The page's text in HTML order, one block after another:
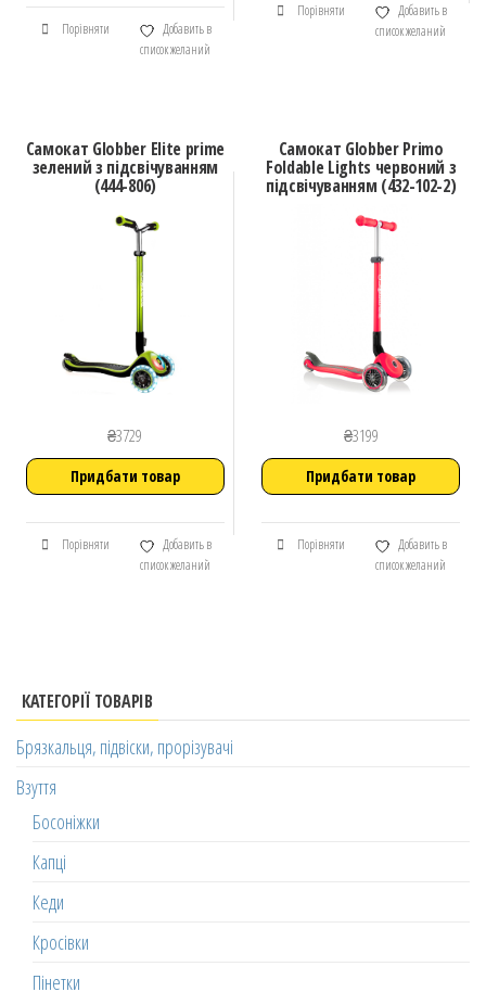
Порівняти
Добавить в
список желаний
Порівняти
Добавить в
список желаний
Самокат Globber Elite prime
зелений з підсвічуванням
(444-806)
₴3729
Придбати товар
Порівняти
Добавить в
список желаний
Самокат Globber Primo
Foldable Lights червоний з
підсвічуванням (432-102-2)
₴3199
Придбати товар
Порівняти
Добавить в
список желаний
КАТЕГОРІЇ ТОВАРІВ
Брязкальця, підвіски, прорізувачі
Взуття
Босоніжки
Капці
Кеди
Кросівки
Пінетки